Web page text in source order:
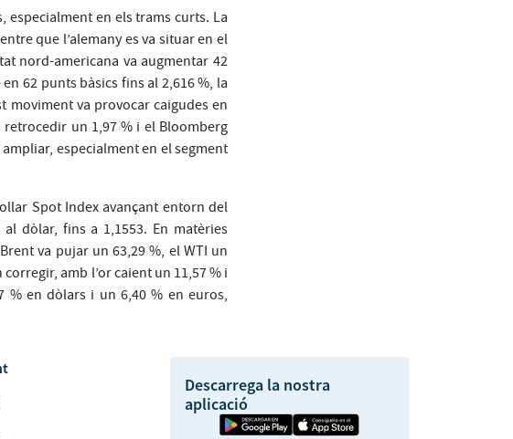
especialment en els trams curts. La
que l’alemany es va situar en el
nord-americana va augmentar 42
62 punts bàsics fins al 2,616 %, la
moviment va provocar caigudes en
un 1,97 % i el Bloomberg
especialment en el segment
Spot Index avançant entorn del
dòlar, fins a 1,1553. En matèries
va pujar un 63,29 %, el WTI un
amb l’or caient un 11,57 % i
% en dòlars i un 6,40 % en euros,
Descarrega la nostra
aplicació